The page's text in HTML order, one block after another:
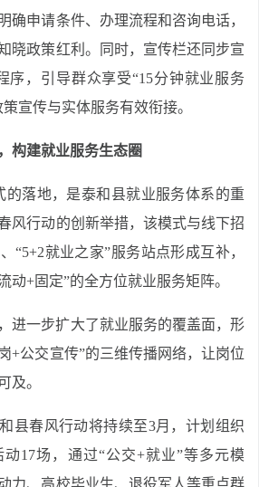
确申请条件、办理流程和咨询电话，
晓政策红利。同时，宣传栏还同步宣
序，引导群众享受“15分钟就业服务
宣传与实体服务有效衔接。
构建就业服务生态圈
的落地，是泰和县就业服务体系的重
风行动的创新举措，该模式与线下招
“5+2就业之家”服务站点形成互补，
动+固定”的全方位就业服务矩阵。
进一步扩大了就业服务的覆盖面，形
+公交宣传”的三维传播网络，让岗位
及。
县春风行动将持续至3月，计划组织
17场，通过“公交+就业”等多元模
力、高校毕业生、退役军人等重点群